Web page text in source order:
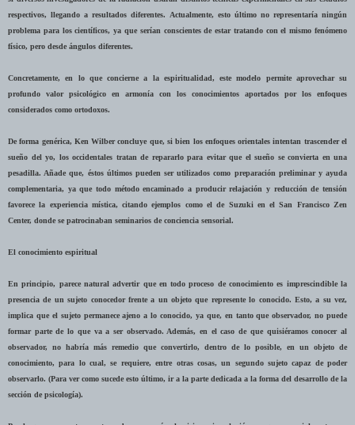
respectivos, llegando a resultados diferentes. Actualmente, esto último no representaría ningún
problema para los científicos, ya que serían conscientes de estar tratando con el mismo fenómeno
físico, pero desde ángulos diferentes.
Concretamente, en lo que concierne a la espiritualidad, este modelo permite aprovechar su
profundo valor psicológico en armonía con los conocimientos aportados por los enfoques
considerados como ortodoxos.
De forma genérica, Ken Wilber concluye que, si bien los enfoques orientales intentan trascender el
sueño del yo, los occidentales tratan de repararlo para evitar que el sueño se convierta en una
pesadilla. Añade que, éstos últimos pueden ser utilizados como preparación preliminar y ayuda
complementaria, ya que todo método encaminado a producir relajación y reducción de tensión
favorece la experiencia mística, citando ejemplos como el de Suzuki en el San Francisco Zen
Center, donde se patrocinaban seminarios de conciencia sensorial.
El conocimiento espiritual
En principio, parece natural advertir que en todo proceso de conocimiento es imprescindible la
presencia de un sujeto conocedor frente a un objeto que represente lo conocido. Esto, a su vez,
implica que el sujeto permanece ajeno a lo conocido, ya que, en tanto que observador, no puede
formar parte de lo que va a ser observado. Además, en el caso de que quisiéramos conocer al
observador, no habría más remedio que convertirlo, dentro de lo posible, en un objeto de
conocimiento, para lo cual, se requiere, entre otras cosas, un segundo sujeto capaz de poder
observarlo. (Para ver como sucede esto último, ir a la parte dedicada a la forma del desarrollo de la
sección de psicología).